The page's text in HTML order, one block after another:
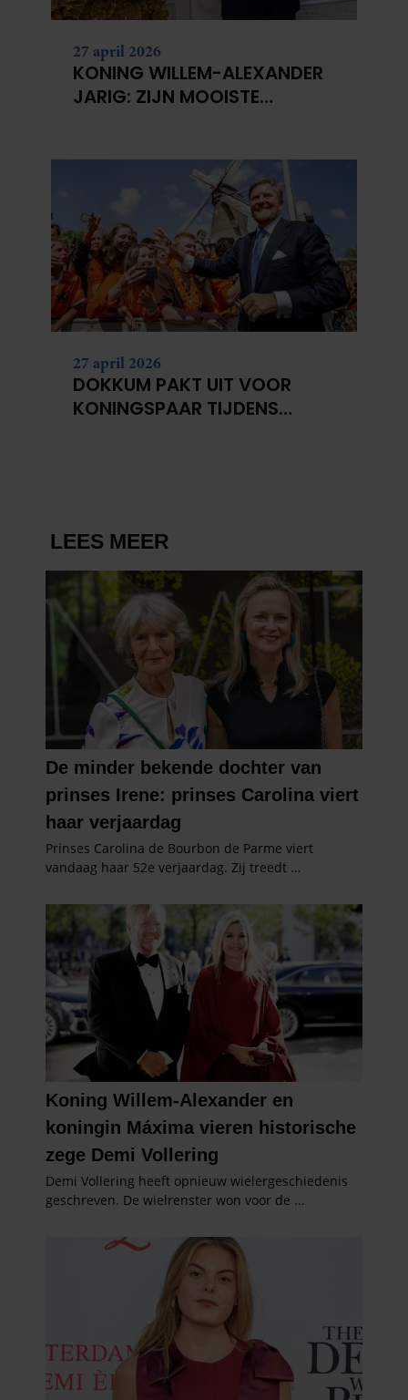
partners kunnen deze gegevens combineren met andere
verzameld op basis van uw gebruik van hun services. U
gaat akkoord met onze cookies als u onze website blijft
gebruiken.
27 april 2026
KONING WILLEM-ALEXANDER
JARIG: ZIJN MOOISTE
27 april 2026
DOKKUM PAKT UIT VOOR
KONINGSPAAR TIJDENS